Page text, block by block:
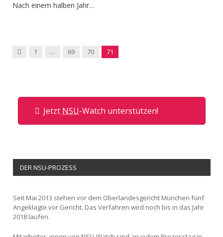
Nach einem halben Jahr…
Previous
1 … 69 70 71
Jetzt NSU-Watch unterstützen!
DER NSU-PROZESS
Seit Mai 2013 stehen vor dem Oberlandesgericht München fünf
Angeklagte vor Gericht. Das Verfahren wird noch bis in das Jahr
2018 laufen.